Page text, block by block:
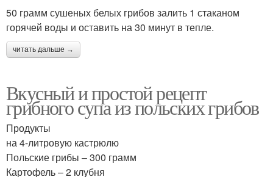
50 грамм сушеных белых грибов залить 1 стаканом
горячей воды и оставить на 30 минут в тепле.
читать дальше →
Вкусный и простой рецепт
грибного супа из польских грибов
Продукты
на 4-литровую кастрюлю
Польские грибы – 300 грамм
Картофель – 2 клубня